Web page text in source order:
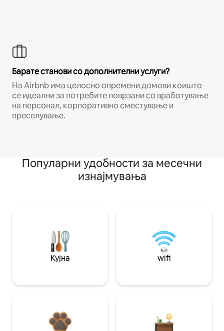
Барате станови со дополнителни услуги?
На Airbnb има целосно опремени домови коишто
се идеални за потребите поврзани со вработување
на персонал, корпоративно сместување и
преселување.
Популарни удобности за месечни
изнајмувања
Кујна wifi